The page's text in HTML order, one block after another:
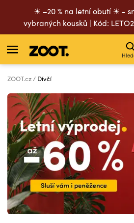
☀ –20 % na letní obutí ☀ -
vybraných kousků | Kód:
ZOOT.cz Dívčí